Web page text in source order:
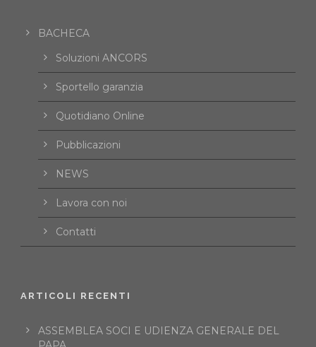
BACHECA
Soluzioni ANCORS
Sportello garanzia
Quotidiano Online
Pubblicazioni
NEWS
Lavora con noi
Contatti
ARTICOLI RECENTI
ASSEMBLEA SOCI E UDIENZA GENERALE DEL